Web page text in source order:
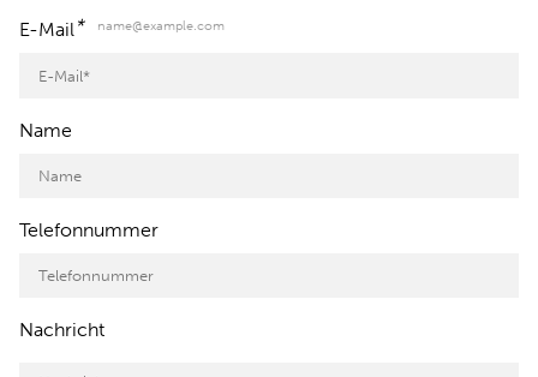
E-Mail* name@example.com
Name
Telefonnummer
Nachricht